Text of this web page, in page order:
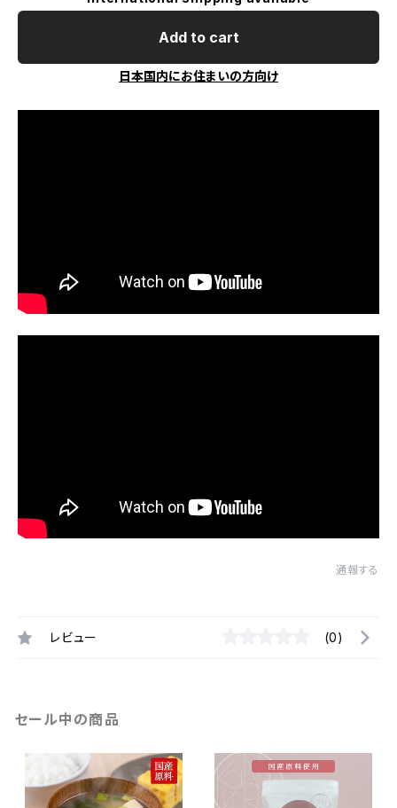
Add to cart
日本国内にお住まいの方向け
通報する
レビュー (0)
セール中の商品